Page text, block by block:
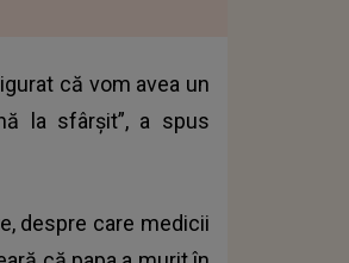
că vom avea un
la sfârşit”, a spus
despre care medicii